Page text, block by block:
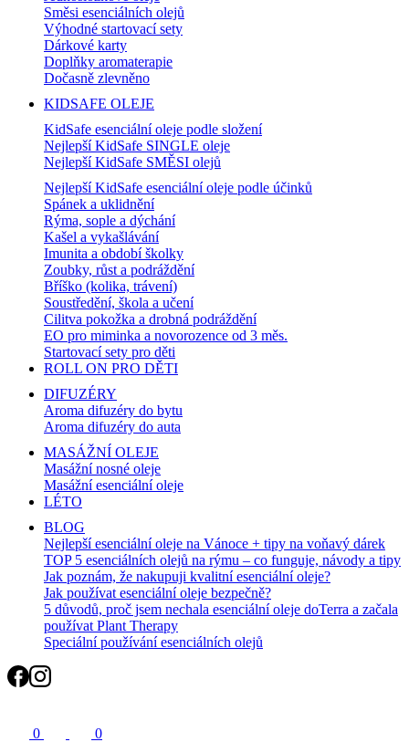
Směsi esenciálních olejů
Výhodné startovací sety
Dárkové karty
Doplňky aromaterapie
Dočasně zlevněno
KIDSAFE OLEJE
KidSafe esenciální oleje podle složení
Nejlepší KidSafe SINGLE oleje
Nejlepší KidSafe SMĚSI olejů
Nejlepší KidSafe esenciální oleje podle účinků
Spánek a uklidnění
Rýma, sople a dýchání
Kašel a vykašlávání
Imunita a období školky
Zoubky, růst a podráždění
Bříško (kolika, trávení)
Soustředění, škola a učení
Cilitva pokožka a drobná podráždění
EO pro miminka a novorozence od 3 měs.
Startovací sety pro děti
ROLL ON PRO DĚTI
DIFUZÉRY
Aroma difuzéry do bytu
Aroma difuzéry do auta
MASÁŽNÍ OLEJE
Masážní nosné oleje
Masážní esenciální oleje
LÉTO
BLOG
Nejlepší esenciální oleje na Vánoce + tipy na voňavý dárek
TOP 5 esenciálních olejů na rýmu – co funguje, návody a tipy
Jak poznám, že nakupuji kvalitní esenciální oleje?
Jak používat esenciální oleje bezpečně?
5 důvodů, proč jsem nechala esenciální oleje doTerra a začala
používat Plant Therapy
Speciální používání esenciálních olejů
0 0